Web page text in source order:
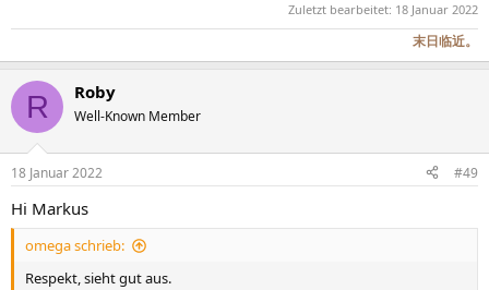
Zuletzt bearbeitet: 18 Januar 2022
末日临近。
R Roby
Well-Known Member
18 Januar 2022 #49
Hi Markus
omega schrieb:
Respekt, sieht gut aus.